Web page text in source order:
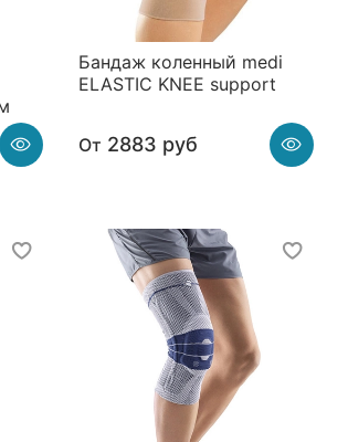
Бандаж коленный medi
ELASTIC KNEE support
От 2883 руб